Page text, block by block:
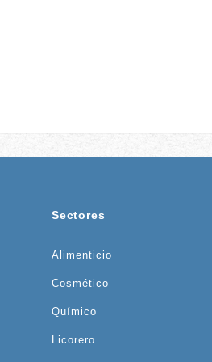
Sectores
Alimenticio
Cosmético
Químico
Licorero